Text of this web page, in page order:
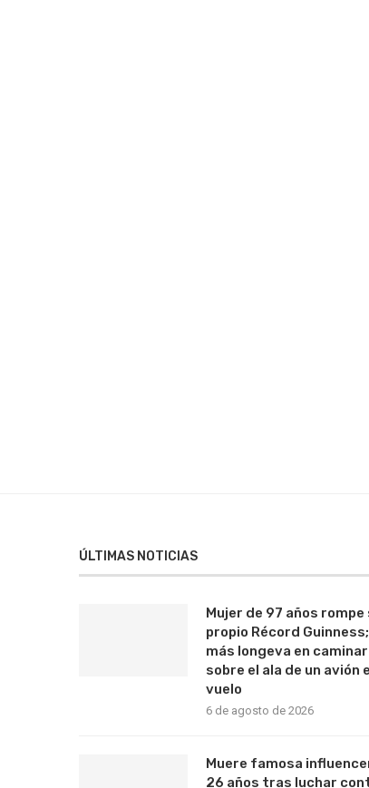
ÚLTIMAS NOTICIAS
Mujer de 97 años rompe
propio Récord
más longeva en caminar
sobre el ala de un avión
vuelo
6 de agosto de 2026
Muere famosa
26 años tras luchar